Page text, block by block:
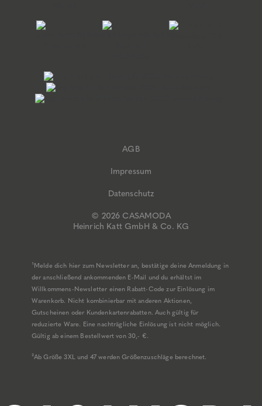
© 2026 CASAMODA
Heinrich Katt GmbH & Co. KG
AGB
Impressum
Datenschutz
¹Melde dich hier zum Newsletter an, bestätige deine Anmeldung in
der anschließend ankommenden E-Mail und du erhältst im
Willkommens-Newsletter einen Rabatt-Code zur Einlösung im
Warenkorb. Nicht kombinierbar mit anderen Aktionen,
Gutscheinen oder Kundenkartenrabatten. Auch gültig für
reduzierte Ware. Eine nachträgliche Einlösung ist nicht möglich.
Gültig ab einem Bestellwert von 30,- €.
²Ab Größe 3XL und 47 werden Größenzuschläge berechnet.